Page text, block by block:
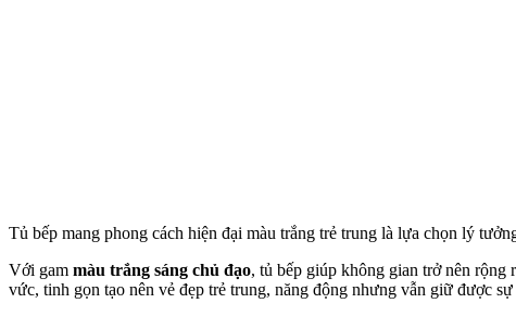
Tủ bếp mang phong cách hiện đại màu trắng trẻ trung là lựa chọn lý
Với gam màu trắng sáng chủ đạo, tủ bếp giúp không gian trở nên rộng
vức, tinh gọn tạo nên vẻ đẹp trẻ trung, năng động nhưng vẫn giữ được sự